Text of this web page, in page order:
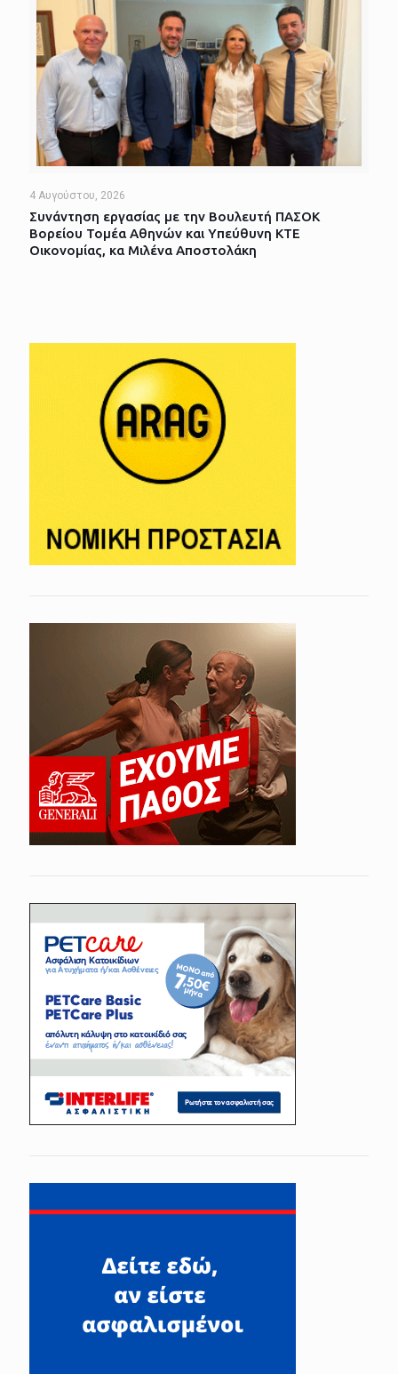
4 Αυγούστου, 2026
Συνάντηση εργασίας με την Βουλευτή ΠΑΣΟΚ
Βορείου Τομέα Αθηνών και Υπεύθυνη ΚΤΕ
Οικονομίας, κα Μιλένα Αποστολάκη